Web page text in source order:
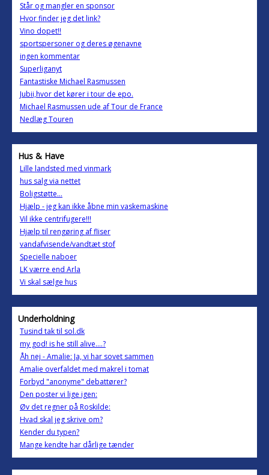
Står og mangler en sponsor
Hvor finder jeg det link?
Vino dopet!!
sportspersoner og deres øgenavne
ingen kommentar
Superliganyt
Fantastiske Michael Rasmussen
Jubii,hvor det kører i tour de epo.
Michael Rasmussen ude af Tour de France
Nedlæg Touren
Hus & Have
Lille landsted med vinmark
hus salg via nettet
Boligstøtte...
Hjælp - jeg kan ikke åbne min vaskemaskine
Vil ikke centrifugere!!!
Hjælp til rengøring af fliser
vandafvisende/vandtæt stof
Specielle naboer
LK værre end Arla
Vi skal sælge hus
Underholdning
Tusind tak til sol.dk
my god! is he still alive....?
Åh nej - Amalie: Ja, vi har sovet sammen
Amalie overfaldet med makrel i tomat
Forbyd "anonyme" debattører?
Den poster vi lige igen:
Øv det regner på Roskilde:
Hvad skal jeg skrive om?
Kender du typen?
Mange kendte har dårlige tænder